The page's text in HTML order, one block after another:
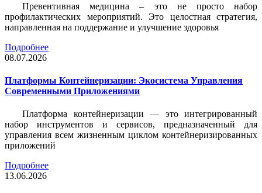
Превентивная медицина – это не просто набор
профилактических мероприятий. Это целостная стратегия,
направленная на поддержание и улучшение здоровья
Подробнее
08.07.2026
Платформы Контейнеризации: Экосистема Управления
Современными Приложениями
Платформа контейнеризации — это интегрированный
набор инструментов и сервисов, предназначенный для
управления всем жизненным циклом контейнеризированных
приложений
Подробнее
13.06.2026